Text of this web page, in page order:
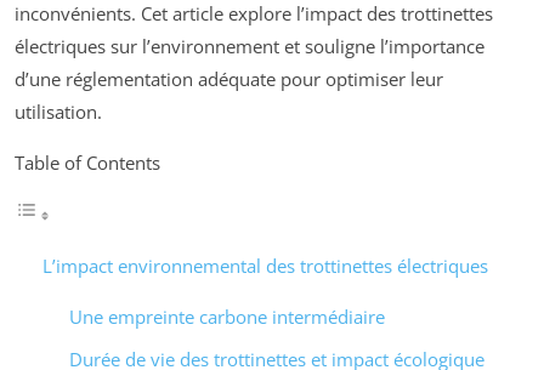
inconvénients. Cet article explore l’impact des trottinettes
électriques sur l’environnement et souligne l’importance
d’une réglementation adéquate pour optimiser leur
utilisation.
Table of Contents
L’impact environnemental des trottinettes électriques
Une empreinte carbone intermédiaire
Durée de vie des trottinettes et impact écologique